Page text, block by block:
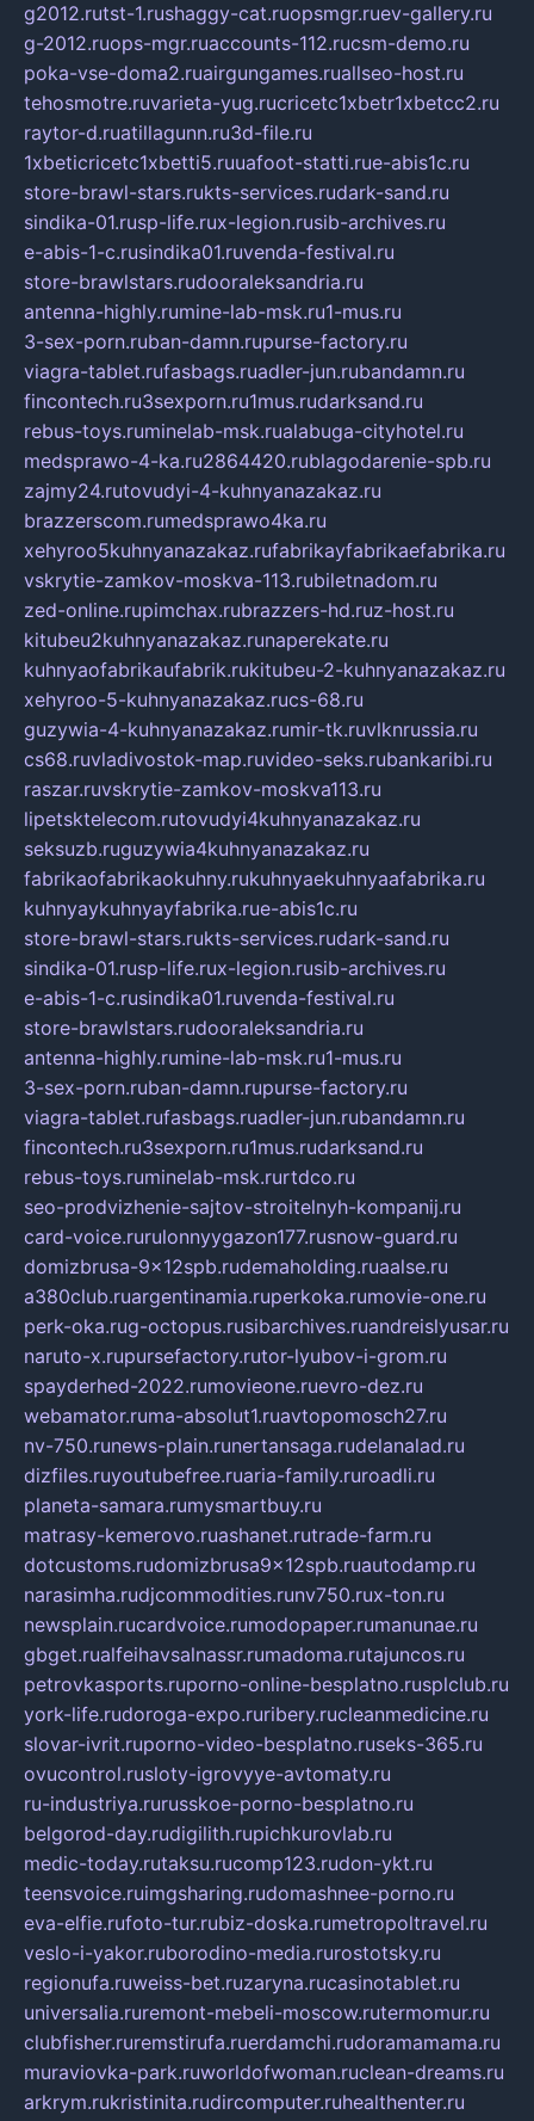
g2012.rutst-1.rushaggy-cat.ruopsmgr.ruev-gallery.ru
g-2012.ruops-mgr.ruaccounts-112.rucsm-demo.ru
poka-vse-doma2.ruairgungames.ruallseo-host.ru
tehosmotre.ruvarieta-yug.rucricetc1xbetr1xbetcc2.ru
raytor-d.ruatillagunn.ru3d-file.ru
1xbeticricetc1xbetti5.ruuafoot-statti.rue-abis1c.ru
store-brawl-stars.rukts-services.rudark-sand.ru
sindika-01.rusp-life.rux-legion.rusib-archives.ru
e-abis-1-c.rusindika01.ruvenda-festival.ru
store-brawlstars.rudooraleksandria.ru
antenna-highly.rumine-lab-msk.ru1-mus.ru
3-sex-porn.ruban-damn.rupurse-factory.ru
viagra-tablet.rufasbags.ruadler-jun.rubandamn.ru
fincontech.ru3sexporn.ru1mus.rudarksand.ru
rebus-toys.ruminelab-msk.rualabuga-cityhotel.ru
medsprawo-4-ka.ru2864420.rublagodarenie-spb.ru
zajmy24.rutovudyi-4-kuhnyanazakaz.ru
brazzerscom.rumedsprawo4ka.ru
xehyroo5kuhnyanazakaz.rufabrikayfabrikaefabrika.ru
vskrytie-zamkov-moskva-113.rubiletnadom.ru
zed-online.rupimchax.rubrazzers-hd.ruz-host.ru
kitubeu2kuhnyanazakaz.runaperekate.ru
kuhnyaofabrikaufabrik.rukitubeu-2-kuhnyanazakaz.ru
xehyroo-5-kuhnyanazakaz.rucs-68.ru
guzywia-4-kuhnyanazakaz.rumir-tk.ruvlknrussia.ru
cs68.ruvladivostok-map.ruvideo-seks.rubankaribi.ru
raszar.ruvskrytie-zamkov-moskva113.ru
lipetsktelecom.rutovudyi4kuhnyanazakaz.ru
seksuzb.ruguzywia4kuhnyanazakaz.ru
fabrikaofabrikaokuhny.rukuhnyaekuhnyaafabrika.ru
kuhnyaykuhnyayfabrika.rue-abis1c.ru
store-brawl-stars.rukts-services.rudark-sand.ru
sindika-01.rusp-life.rux-legion.rusib-archives.ru
e-abis-1-c.rusindika01.ruvenda-festival.ru
store-brawlstars.rudooraleksandria.ru
antenna-highly.rumine-lab-msk.ru1-mus.ru
3-sex-porn.ruban-damn.rupurse-factory.ru
viagra-tablet.rufasbags.ruadler-jun.rubandamn.ru
fincontech.ru3sexporn.ru1mus.rudarksand.ru
rebus-toys.ruminelab-msk.rurtdco.ru
seo-prodvizhenie-sajtov-stroitelnyh-kompanij.ru
card-voice.rurulonnyygazon177.rusnow-guard.ru
domizbrusa-9x12spb.rudemaholding.ruaalse.ru
a380club.ruargentinamia.ruperkoka.rumovie-one.ru
perk-oka.rug-octopus.rusibarchives.ruandreislyusar.ru
naruto-x.rupursefactory.rutor-lyubov-i-grom.ru
spayderhed-2022.rumovieone.ruevro-dez.ru
webamator.ruma-absolut1.ruavtopomosch27.ru
nv-750.runews-plain.runertansaga.rudelanalad.ru
dizfiles.ruyoutubefree.ruaria-family.ruroadli.ru
planeta-samara.rumysmartbuy.ru
matrasy-kemerovo.ruashanet.rutrade-farm.ru
dotcustoms.rudomizbrusa9x12spb.ruautodamp.ru
narasimha.rudjcommodities.runv750.rux-ton.ru
newsplain.rucardvoice.rumodopaper.rumanunae.ru
gbget.rualfeihavsalnassr.rumadoma.rutajuncos.ru
petrovkasports.ruporno-online-besplatno.rusplclub.ru
york-life.rudoroga-expo.ruribery.rucleanmedicine.ru
slovar-ivrit.ruporno-video-besplatno.ruseks-365.ru
ovucontrol.rusloty-igrovyye-avtomaty.ru
ru-industriya.rurusskoe-porno-besplatno.ru
belgorod-day.rudigilith.rupichkurovlab.ru
medic-today.rutaksu.rucomp123.rudon-ykt.ru
teensvoice.ruimgsharing.rudomashnee-porno.ru
eva-elfie.rufoto-tur.rubiz-doska.rumetropoltravel.ru
veslo-i-yakor.ruborodino-media.rurostotsky.ru
regionufa.ruweiss-bet.ruzaryna.rucasinotablet.ru
universalia.ruremont-mebeli-moscow.rutermomur.ru
clubfisher.ruremstirufa.ruerdamchi.rudoramamama.ru
muraviovka-park.ruworldofwoman.ruclean-dreams.ru
arkrym.rukristinita.rudircomputer.ruhealthenter.ru